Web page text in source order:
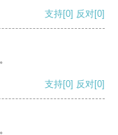
支持[0] 反对[0]
支持[0] 反对[0]